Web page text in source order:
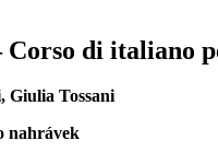
Corso di italiano
Giulia Tossani
nahrávek